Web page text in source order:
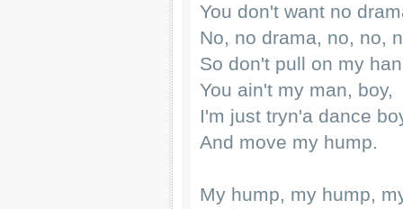
You don't want no
No, no drama, no, no,
So don't pull on my
You ain't my man, boy,
I'm just tryn'a dance
And move my hump.
My hump, my hump,